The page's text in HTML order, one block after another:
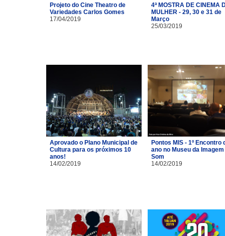
Projeto do Cine Theatro de
Variedades Carlos Gomes
17/04/2019
4ª MOSTRA DE CINEMA
MULHER - 29, 30 e 31 de
Março
25/03/2019
Aprovado o Plano Municipal de
Cultura para os próximos 10
anos!
14/02/2019
Pontos MIS - 1º Encontro
ano no Museu da Imagem
Som
14/02/2019